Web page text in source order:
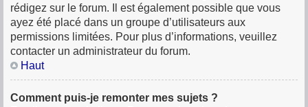
rédigez sur le forum. Il est également possible que vous
ayez été placé dans un groupe d’utilisateurs aux
permissions limitées. Pour plus d’informations, veuillez
contacter un administrateur du forum.
Haut
Comment puis-je remonter mes sujets ?